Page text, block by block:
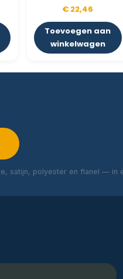
€ 22,46
Toevoegen aan
winkelwagen
satijn, polyester en flanel — in